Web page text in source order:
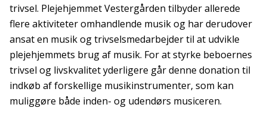
trivsel. Plejehjemmet Vestergården tilbyder allerede
flere aktiviteter omhandlende musik og har derudover
ansat en musik og trivselsmedarbejder til at udvikle
plejehjemmets brug af musik. For at styrke beboernes
trivsel og livskvalitet yderligere går denne donation til
indkøb af forskellige musikinstrumenter, som kan
muliggøre både inden- og udendørs musiceren.
Tilmeld nyhedsbrev
De seneste nyheder om TrygFondens og TryghedsGruppens
aktiviteter direkte i din indbakke.